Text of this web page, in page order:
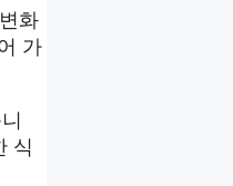
화
가
식